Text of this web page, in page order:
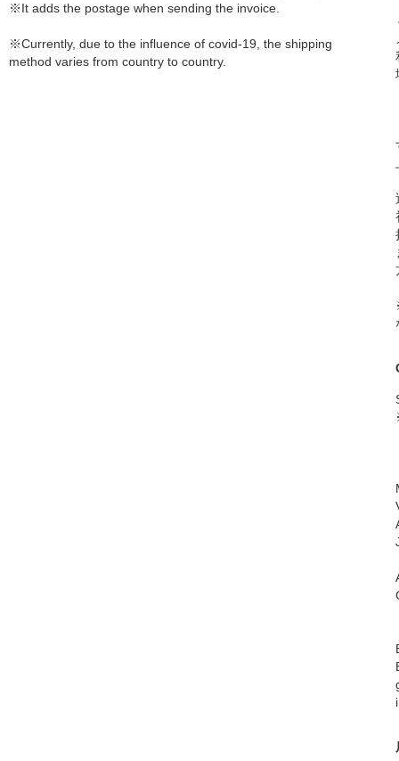
※It adds the postage when sending the invoice.
※Currently, due to the influence of covid-19, the shipping
method varies from country to country.